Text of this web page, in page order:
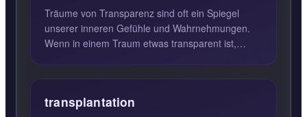
Träume von Transparenz sind oft ein Spiegel
unserer inneren Gefühle und Wahrnehmungen.
Wenn in einem Traum etwas transparent ist,
transplantation